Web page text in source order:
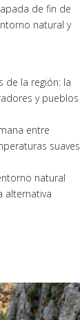
de fin de
natural y
de la región: la
y pueblos
entre
suaves
natural
alternativa